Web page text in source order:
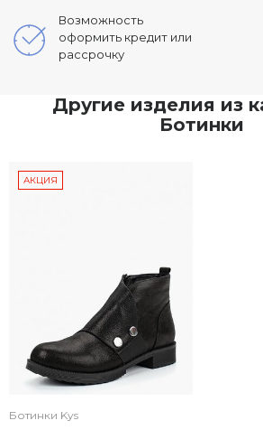
Возможность
оформить кредит или
рассрочку
Другие изделия из
Ботинки
АКЦИЯ
Ботинки Kys